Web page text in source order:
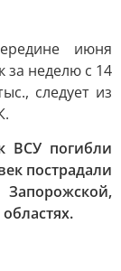
июня
за неделю с 14
следует из
ВСУ погибли
пострадали